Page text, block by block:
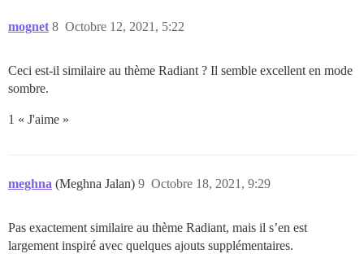
mognet Octobre 12, 2021, 5:22
8
Ceci est-il similaire au thème Radiant ? Il semble excellent en mode
sombre.
1 « J'aime »
meghna (Meghna Jalan) Octobre 18, 2021, 9:29
9
Pas exactement similaire au thème Radiant, mais il s’en est
largement inspiré avec quelques ajouts supplémentaires.